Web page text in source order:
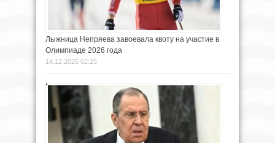
Лыжница Непряева завоевала квоту на участие в
Олимпиаде 2026 года
14.12.2025 02:25